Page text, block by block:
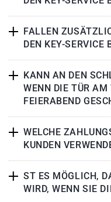
FALLEN
DEN KEY-SERVICE
KANN AN DEN
WENN DIE TÜR AM
FEIERABEND
WELCHE
KUNDEN
ST ES MÖGLICH,
WIRD, WENN SIE